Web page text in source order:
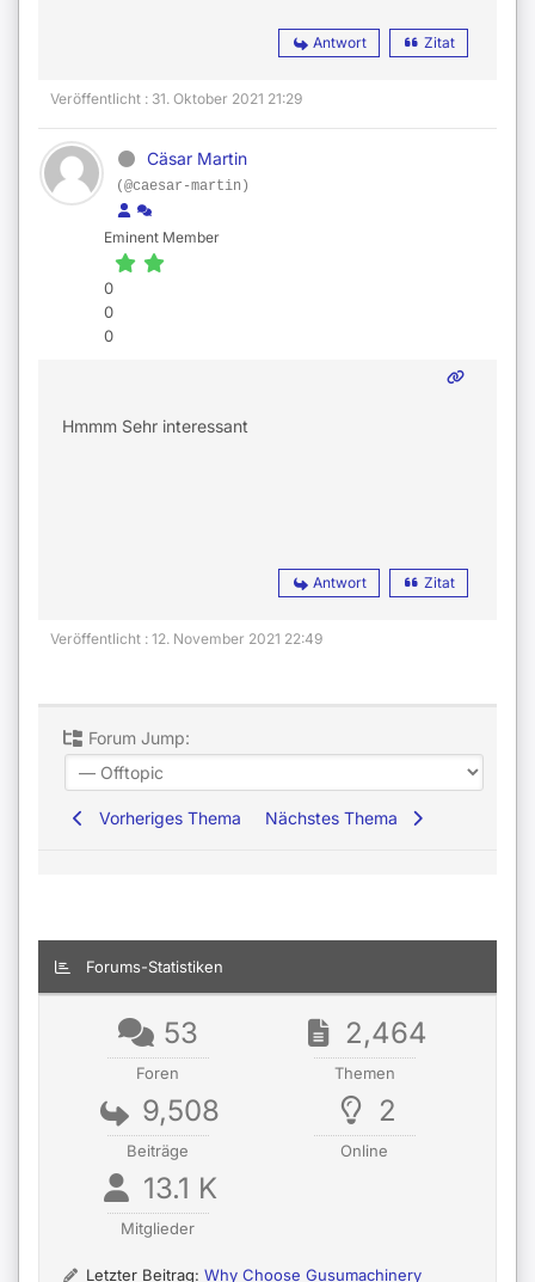
Antwort Zitat
Veröffentlicht : 31. Oktober 2021 21:29
Cäsar Martin
(@caesar-martin)
Eminent Member
0
0
0
Hmmm Sehr interessant
Antwort Zitat
Veröffentlicht : 12. November 2021 22:49
Forum Jump:
Vorheriges Thema Nächstes Thema
Forums-Statistiken
53
Foren
2,464
Themen
9,508
Beiträge
2
Online
13.1 K
Mitglieder
Letzter Beitrag: Why Choose Gusumachinery